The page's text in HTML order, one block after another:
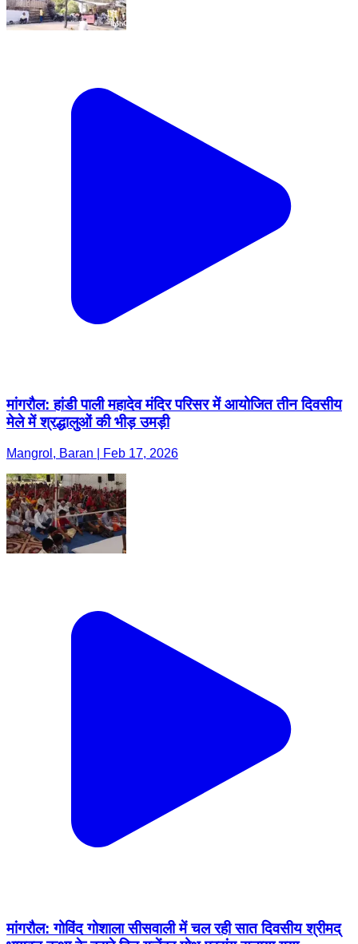
मांगरौल: हांडी पाली महादेव मंदिर परिसर में आयोजित तीन दिवसीय
मेले में श्रद्धालुओं की भीड़ उमड़ी
Mangrol, Baran | Feb 17, 2026
मांगरौल: गोविंद गोशाला सीसवाली में चल रही सात दिवसीय श्रीमद्